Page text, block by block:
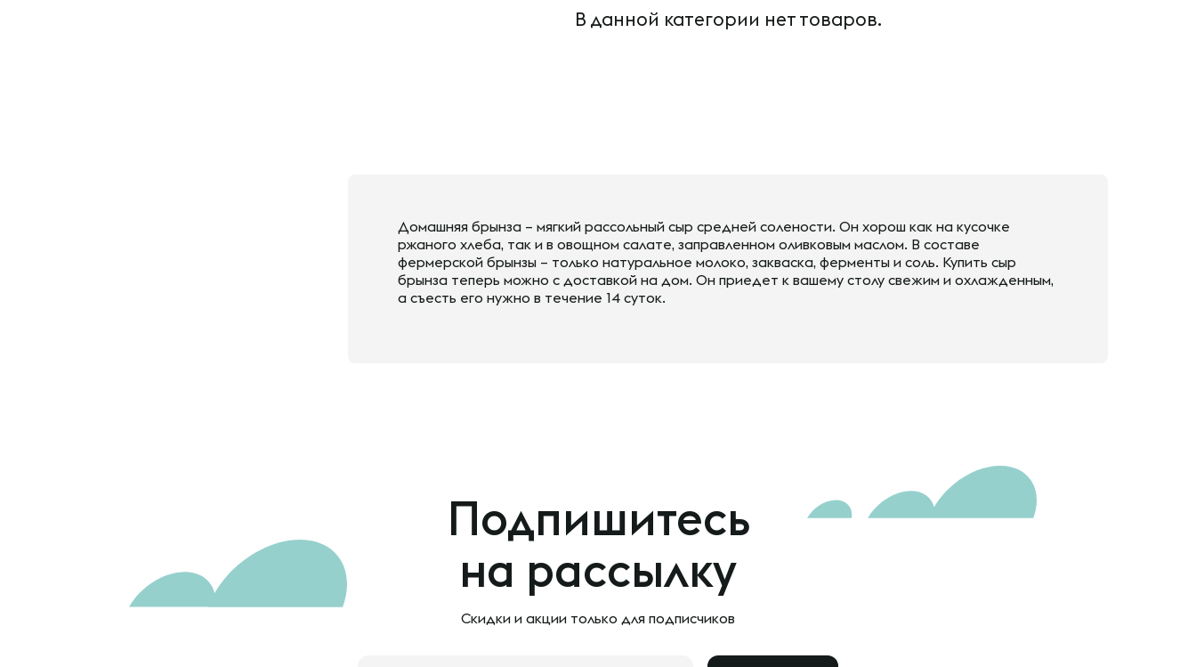
В данной категории нет товаров.
Домашняя брынза – мягкий рассольный сыр средней солености. Он хорош как на кусочке
ржаного хлеба, так и в овощном салате, заправленном оливковым маслом. В составе
фермерской брынзы – только натуральное молоко, закваска, ферменты и соль. Купить сыр
брынза теперь можно с доставкой на дом. Он приедет к вашему столу свежим и охлажденным,
а съесть его нужно в течение 14 суток.
Подпишитесь
на рассылку
Скидки и акции только для подписчиков